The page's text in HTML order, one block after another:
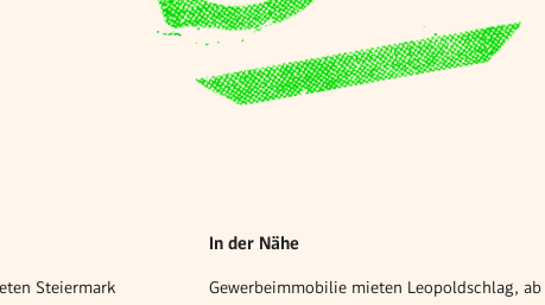
Steiermark
In der Nähe